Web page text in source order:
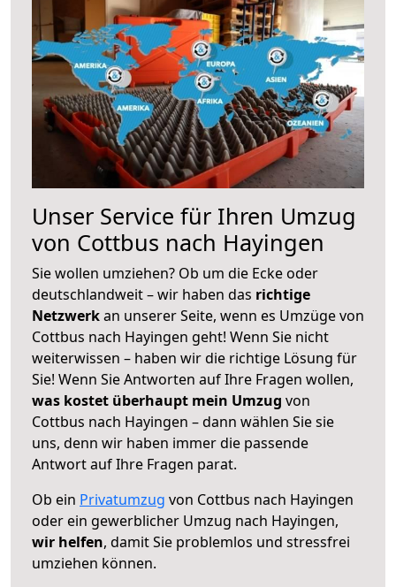
Unser Service für Ihren Umzug
von Cottbus nach Hayingen
Sie wollen umziehen? Ob um die Ecke oder
deutschlandweit – wir haben das richtige
Netzwerkan unserer Seite, wenn es Umzüge von
Cottbus nach Hayingen geht! Wenn Sie nicht
weiterwissen – haben wir die richtige Lösung für
Sie! Wenn Sie Antworten auf Ihre Fragen wollen,
was kostet überhaupt mein Umzug von
Cottbus nach Hayingen – dann wählen Sie sie
uns, denn wir haben immer die passende
Antwort auf Ihre Fragen parat.
Ob ein Privatumzug von Cottbus nach Hayingen
oder ein gewerblicher Umzug nach Hayingen,
wir helfen, damit Sie problemlos und stressfrei
umziehen können.